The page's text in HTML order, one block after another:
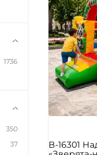
B-16301
1736
350
37